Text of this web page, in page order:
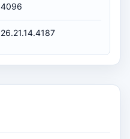
4096
26.21.14.4187